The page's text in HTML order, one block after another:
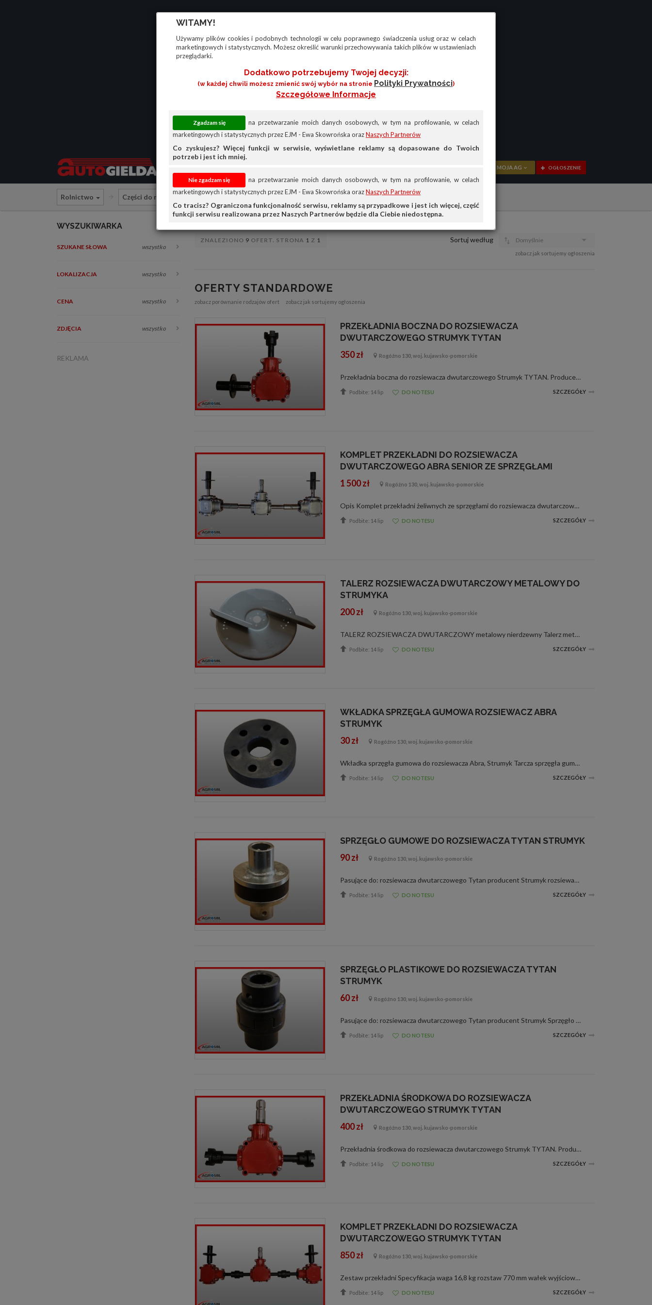
WITAMY!
Używamy plików cookies i podobnych technologii w celu poprawnego świadczenia usług oraz w celach
marketingowych i statystycznych. Możesz określić warunki przechowywania takich plików w ustawieniach
przeglądarki.
Dodatkowo potrzebujemy Twojej decyzji:
(w każdej chwili możesz zmienić swój wybór na stronie Polityki Prywatności)
Szczegółowe Informacje
na przetwarzanie moich danych osobowych, w tym na profilowanie, w celach
marketingowych i statystycznych przez EJM - Ewa Skowrońska orazNaszych Partnerów
Co zyskujesz? Więcej funkcji w serwisie, wyświetlane reklamy są dopasowane do Twoich
potrzeb i jest ich mniej.
na przetwarzanie moich danych osobowych, w tym na profilowanie, w celach
marketingowych i statystycznych przez EJM - Ewa Skowrońska orazNaszych Partnerów
Co tracisz? Ograniczona funkcjonalność serwisu, reklamy są przypadkowe i jest ich więcej, część
funkcji serwisu realizowana przez Naszych Partnerów będzie dla Ciebie niedostępna.
MOJA AG
PRZEGLĄD
OGŁOSZENIE
Rolnictwo Części do maszyn rolniczych Sprzedam Maszyny Rolnicze Rozsiewacze Nawozów
WYSZUKIWARKA
SZUKANE SŁOWA wszystko
LOKALIZACJA wszystko
CENA wszystko
ZDJĘCIA wszystko
REKLAMA
ZNALEZIONO 9 OFERT. STRONA 1 Z 1 Sortuj według Domyślnie
zobacz jak sortujemy ogłoszenia
OFERTY STANDARDOWE
zobacz porównanie rodzajów ofert zobacz jak sortujemy ogłoszenia
PRZEKŁADNIA BOCZNA DO ROZSIEWACZA
DWUTARCZOWEGO STRUMYK TYTAN
350 zł Rogóźno 130, woj. kujawsko-pomorskie
Przekładnia boczna do rozsiewacza dwutarczowego Strumyk TYTAN. Producent Polski Wysyłka pobraniowa 30 zł (max 2 szt. w paczce)
Podbite: 14 lip DO NOTESU SZCZEGÓŁY
KOMPLET PRZEKŁADNI DO ROZSIEWACZA
DWUTARCZOWEGO ABRA SENIOR ZE SPRZĘGŁAMI
1 500 zł Rogóźno 130, woj. kujawsko-pomorskie
Opis Komplet przekładni żeliwnych ze sprzęgłami do rozsiewacza dwutarczowego Abra Senior Przełożenie końcowe: 1:1,3 Maksymalne obroty wejściowe: 540 [obr/min] Maksymalne obroty wyjściowe: 702 [obr/min] Maksymalna moc wyjściowa: 20 [kW] (...
Podbite: 14 lip DO NOTESU SZCZEGÓŁY
TALERZ ROZSIEWACZA DWUTARCZOWY METALOWY DO
STRUMYKA
200 zł Rogóźno 130, woj. kujawsko-pomorskie
TALERZ ROZSIEWACZA DWUTARCZOWY metalowy nierdzewny Talerz metalowy wykonany ze stali nierdzewnej. Zastosowanie: rozrzutnik wapna, rozsiewacze nawozowe Otwór centralny: 42mm Otwory montażowe: 8mm Rozstaw otworów po przekątnej: 62mm Średnica z...
Podbite: 14 lip DO NOTESU SZCZEGÓŁY
WKŁADKA SPRZĘGŁA GUMOWA ROZSIEWACZ ABRA
STRUMYK
30 zł Rogóźno 130, woj. kujawsko-pomorskie
Wkładka sprzęgła gumowa do rozsiewacza Abra, Strumyk Tarcza sprzęgła gumowa 6 otworów Rozsiewacza fi-78mm Dane techniczne: Średnica zewnętrzna: 78 mm Średnica otworu środkowego: 272 mm Średnica otworów: 8 mm Grubość: 20 mm Tarcza s...
Podbite: 14 lip DO NOTESU SZCZEGÓŁY
SPRZĘGŁO GUMOWE DO ROZSIEWACZA TYTAN STRUMYK
90 zł Rogóźno 130, woj. kujawsko-pomorskie
Pasujące do: rozsiewacza dwutarczowego Tytan producent Strumyk rozsiewacza dwutarczowego Senior i Maxi producent Abra 2 Wysyłka kurierska pobraniowa 25 zł
Podbite: 14 lip DO NOTESU SZCZEGÓŁY
SPRZĘGŁO PLASTIKOWE DO ROZSIEWACZA TYTAN
STRUMYK
60 zł Rogóźno 130, woj. kujawsko-pomorskie
Pasujące do: rozsiewacza dwutarczowego Tytan producent Strumyk Sprzęgło wykonane z wysokiej jakości tworzywa sztucznego. Średnica otworu: 25mm Wysyłka kurierska pobraniowa 25 zł
Podbite: 14 lip DO NOTESU SZCZEGÓŁY
PRZEKŁADNIA ŚRODKOWA DO ROZSIEWACZA
DWUTARCZOWEGO STRUMYK TYTAN
400 zł Rogóźno 130, woj. kujawsko-pomorskie
Przekładnia środkowa do rozsiewacza dwutarczowego Strumyk TYTAN. Producent Polski Specyfikacja: waga 5,6 kg wymiary : 26x15x11 cm wałek wyjściowy przekładni środkowej 1 3/8 cala Z6 standard wałki boczne przekładni środkowej Fi25 mm (z otw...
Podbite: 14 lip DO NOTESU SZCZEGÓŁY
KOMPLET PRZEKŁADNI DO ROZSIEWACZA
DWUTARCZOWEGO STRUMYK TYTAN
850 zł Rogóźno 130, woj. kujawsko-pomorskie
Zestaw przekładni Specyfikacja waga 16,8 kg rozstaw 770 mm wałek wyjściowy przekładni środkowej 1 3/8 cala Z6 standard wałki boczne przekładni środowej fi25 mm ( z otworem do montażu sprzęgła) wałki w przekładniach bocznych fi25 mm (...
Podbite: 14 lip DO NOTESU SZCZEGÓŁY